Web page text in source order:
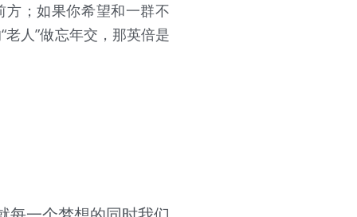
；如果你希望和一群不
人”做忘年交，那英倍是